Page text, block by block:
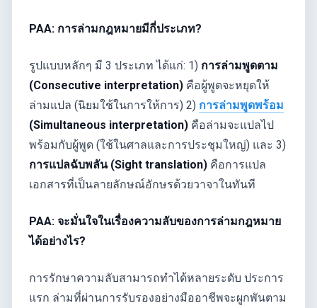
PAA: การล่ามกฎหมายมีกี่ประเภท?
รูปแบบหลักๆ มี 3 ประเภท ได้แก่: 1) การล่ามพูดตาม
(Consecutive interpretation) คือผู้พูดจะหยุดให้
ล่ามแปล (นิยมใช้ในการให้การ) 2) การล่ามพูดพร้อม
(Simultaneous interpretation) คือล่ามจะแปลไป
พร้อมกับผู้พูด (ใช้ในศาลและการประชุมใหญ่) และ 3)
การแปลฉับพลัน (Sight translation) คือการแปล
เอกสารที่เป็นลายลักษณ์อักษรด้วยวาจาในทันที
PAA: จะมั่นใจในเรื่องความลับของการล่ามกฎหมาย
ได้อย่างไร?
การรักษาความลับสามารถทำได้หลายระดับ ประการ
แรก ล่ามที่ผ่านการรับรองอย่างมืออาชีพจะผูกพันตาม